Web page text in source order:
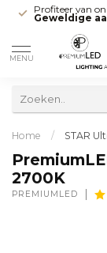
Profiteer van
Geweldige
MENU
Home / STAR
2700K
PREMIUMLED